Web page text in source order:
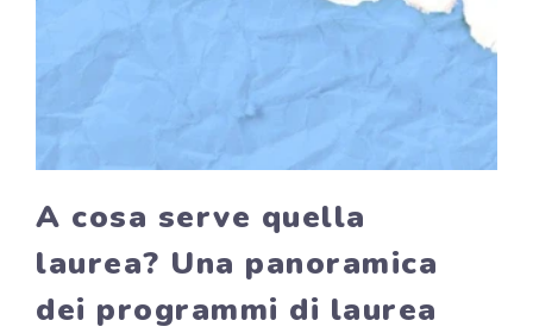
A cosa serve quella
laurea? Una panoramica
dei programmi di laurea